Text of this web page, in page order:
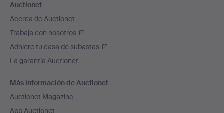
Auctionet
Acerca de Auctionet
Trabaja con nosotros
Adhiere tu casa de subastas
La garantía Auctionet
Más información de Auctionet
Auctionet Magazine
App Auctionet